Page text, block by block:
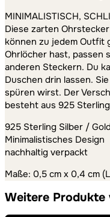
MINIMALISTISCH,
Diese zarten
können zu jedem Outfit
Ohrlöcher hast, passen
anderen Steckern. Du
Duschen drin lassen.
spüren wirst. Der
besteht aus 925
925 Sterling Silber /
Minimalistisches Design
nachhaltig verpackt
Maße: 0,5 cm x 0,4 cm
Weitere